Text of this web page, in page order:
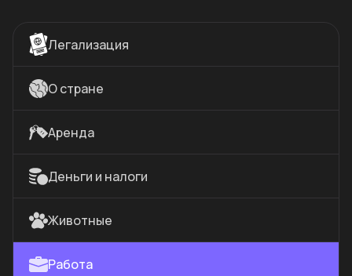
Легализация
О стране
Аренда
Деньги и налоги
Животные
Работа